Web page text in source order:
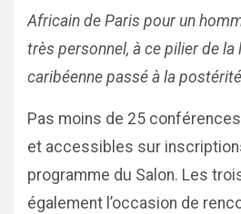
Africain de Paris pour un
très personnel, à ce pilier de
caribéenne passé à la
Pas moins de 25
et accessibles sur
programme du Salon. Les
également l’occasion de